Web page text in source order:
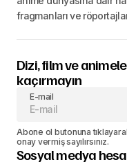
fragmanları ve
Dizi, film ve
kaçırmayın
E-mail
Abone ol butonuna
onay vermiş sayılırsınız.
Sosyal medya